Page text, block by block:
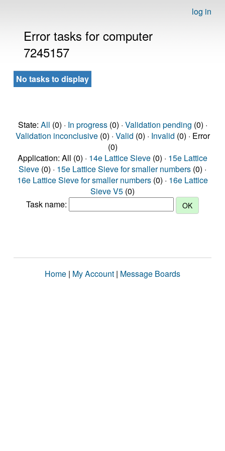
log in
Error tasks for computer
7245157
No tasks to display
State: All (0) · In progress(0) · Validation pending (0) ·
Validation inconclusive(0) · Valid (0) · Invalid (0) · Error
(0)
Application: All (0) · 14e Lattice Sieve (0) · 15e Lattice
Sieve (0) · 15e Lattice Sieve for smaller numbers (0) ·
16e Lattice Sieve for smaller numbers (0) · 16e Lattice
Sieve V5 (0)
Task name:
Home | My Account | Message Boards